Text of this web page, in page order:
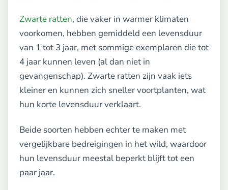
Zwarte ratten, die vaker in warmer klimaten
voorkomen, hebben gemiddeld een levensduur
van 1 tot 3 jaar, met sommige exemplaren die tot
4 jaar kunnen leven (al dan niet in
gevangenschap). Zwarte ratten zijn vaak iets
kleiner en kunnen zich sneller voortplanten, wat
hun korte levensduur verklaart.
Beide soorten hebben echter te maken met
vergelijkbare bedreigingen in het wild, waardoor
hun levensduur meestal beperkt blijft tot een
paar jaar.